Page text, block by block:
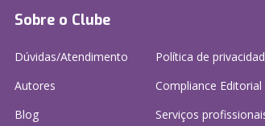
Sobre o Clube
Dúvidas/Atendimento
Autores
Blog
Política de
Compliance Editorial
Serviços